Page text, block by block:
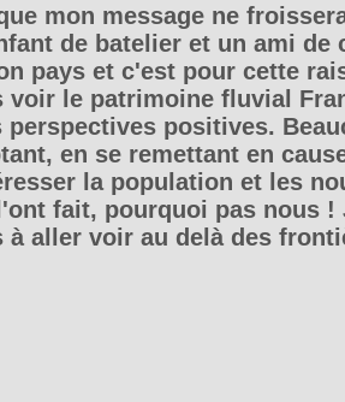
mon message ne
de batelier et un ami de
pays et c'est pour cette
voir le patrimoine fluvial
perspectives positives.
en se remettant en
la population et les
fait, pourquoi pas nous !
à aller voir au delà des